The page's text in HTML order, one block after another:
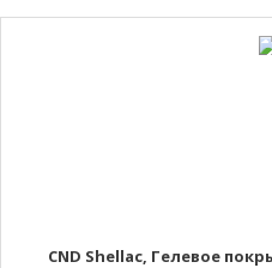
CND Shellac, Гелевое